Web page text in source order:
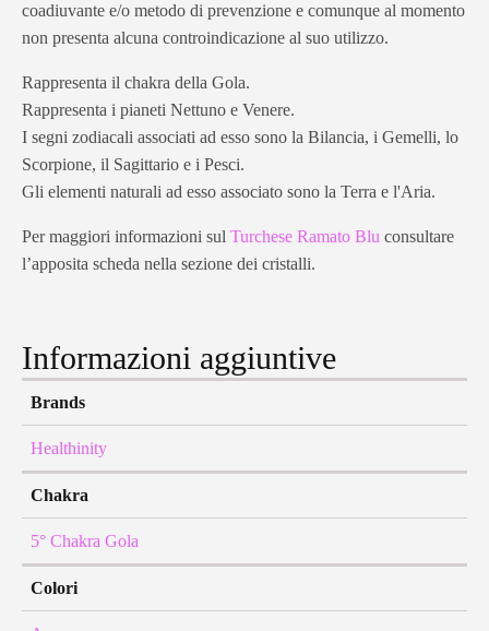
coadiuvante e/o metodo di prevenzione e comunque al momento
non presenta alcuna controindicazione al suo utilizzo.
Rappresenta il chakra della Gola.
Rappresenta i pianeti Nettuno e Venere.
I segni zodiacali associati ad esso sono la Bilancia, i Gemelli, lo
Scorpione, il Sagittario e i Pesci.
Gli elementi naturali ad esso associato sono la Terra e l'Aria.
Per maggiori informazioni sul Turchese Ramato Blu consultare
l’apposita scheda nella sezione dei cristalli.
Informazioni aggiuntive
Brands
Healthinity
Chakra
5° Chakra Gola
Colori